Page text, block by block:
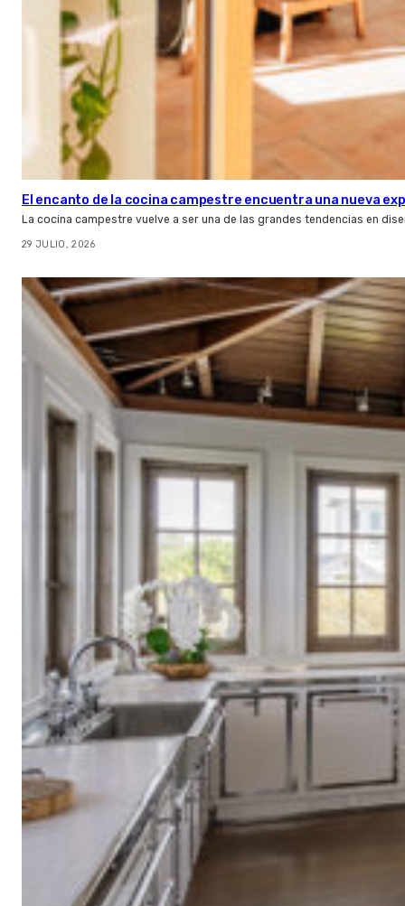
El encanto de la cocina campestre encuentra una nueva
La cocina campestre vuelve a ser una de las grandes tendencias en
29 JULIO, 2026